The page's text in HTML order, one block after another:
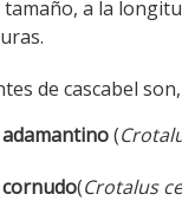
a la
de cascabel
(
(Crotalus